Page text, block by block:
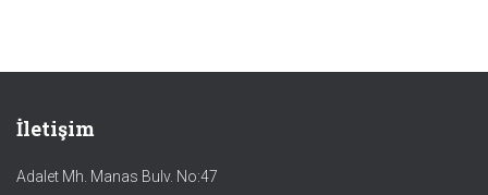
İletişim
Adalet Mh. Manas Bulv. No:47